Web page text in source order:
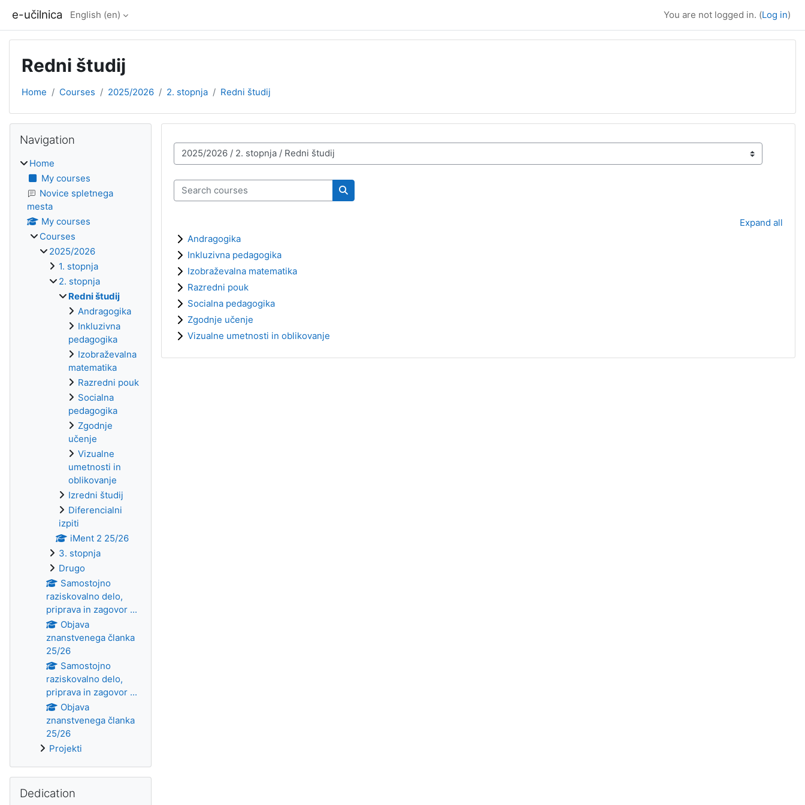
e-učilnica English ‎(en)‎ You are not logged in. (Log in)
Redni študij
Home Courses 2025/2026 2. stopnja Redni študij
Course categories
Search courses
Search courses
Expand all
Andragogika
Inkluzivna pedagogika
Izobraževalna matematika
Razredni pouk
Socialna pedagogika
Zgodnje učenje
Vizualne umetnosti in oblikovanje
Blocks
Navigation
Home
My courses
Novice spletnega
mesta
My courses
Courses
2025/2026
1. stopnja
2. stopnja
Redni študij
Andragogika
Inkluzivna
pedagogika
Izobraževalna
matematika
Razredni pouk
Socialna
pedagogika
Zgodnje
učenje
Vizualne
umetnosti in
oblikovanje
Izredni študij
Diferencialni
izpiti
iMent 2 25/26
3. stopnja
Drugo
Samostojno
raziskovalno delo,
priprava in zagovor ...
Objava
znanstvenega članka
25/26
Samostojno
raziskovalno delo,
priprava in zagovor ...
Objava
znanstvenega članka
25/26
Projekti
Dedication